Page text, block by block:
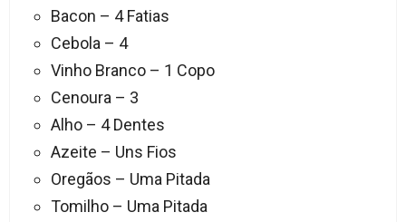
Bacon – 4 Fatias
Cebola – 4
Vinho Branco – 1 Copo
Cenoura – 3
Alho – 4 Dentes
Azeite – Uns Fios
Oregãos – Uma Pitada
Tomilho – Uma Pitada